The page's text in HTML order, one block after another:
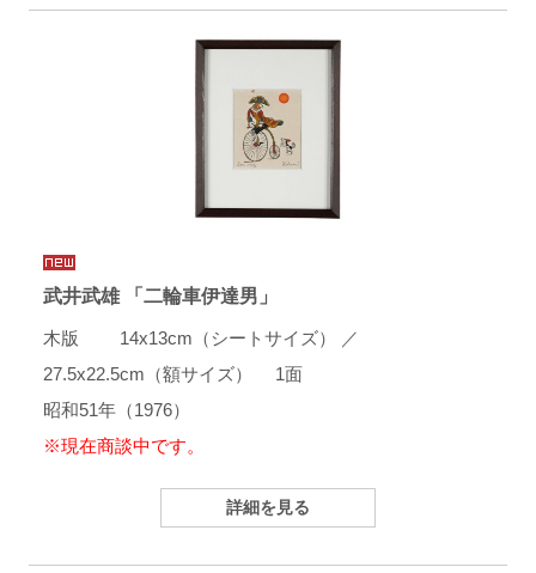
武井武雄 「二輪車伊達男」
木版 14x13cm（シートサイズ） ／
27.5x22.5cm（額サイズ） 1面
昭和51年（1976）
※現在商談中です。
詳細を見る